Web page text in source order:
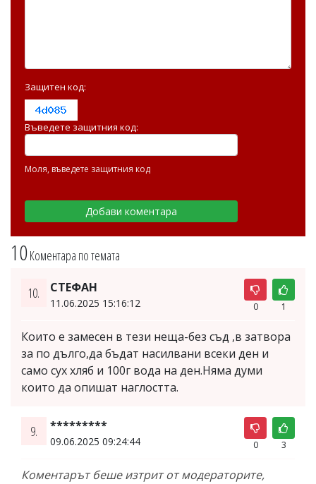
10Коментара по темата
10. СТЕФАН
11.06.2025 15:16:12 0 1
Които е замесен в тези неща-без съд ,в затвора
за по дълго,да бъдат насилвани всеки ден и
само сух хляб и 100г вода на ден.Няма думи
които да опишат наглостта.
9. *********
09.06.2025 09:24:44 0 3
Коментарът беше изтрит от модераторите,
Защитен код:
Въведете защитния код:
Моля, въведете защитния код